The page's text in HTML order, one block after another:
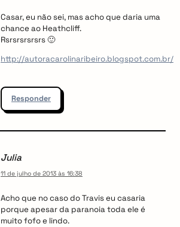
Casar, eu não sei, mas acho que daria uma
chance ao Heathcliff.
Rsrsrsrsrsrs 🙂
http://autoracarolinaribeiro.blogspot.com.br/
Responder
Julia
11 de julho de 2013 às 16:38
Acho que no caso do Travis eu casaria
porque apesar da paranoia toda ele é
muito fofo e lindo.